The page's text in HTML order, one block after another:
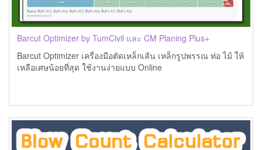
Barcut Optimizer by TumCivil และ CM Planing Plus+
Barcut Optimizer เครื่องมือตัดเหล็กเส้น เหล็กรูปพรรณ ท่อ ไม้ ให้
เหลือเศษน้อยที่สุด ใช้งานง่ายแบบ Online